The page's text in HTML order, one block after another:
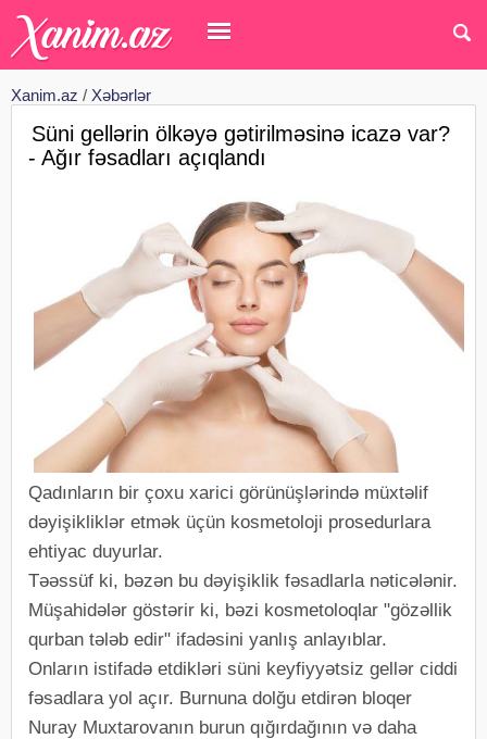
Xanim.az / Xəbərlər
Süni gellərin ölkəyə gətirilməsinə icazə var?
- Ağır fəsadları açıqlandı
Qadınların bir çoxu xarici görünüşlərində müxtəlif
dəyişikliklər etmək üçün kosmetoloji prosedurlara
ehtiyac duyurlar.
Təəssüf ki, bəzən bu dəyişiklik fəsadlarla nəticələnir.
Müşahidələr göstərir ki, bəzi kosmetoloqlar "gözəllik
qurban tələb edir" ifadəsini yanlış anlayıblar.
Onların istifadə etdikləri süni keyfiyyətsiz gellər ciddi
fəsadlara yol açır. Burnuna dolğu etdirən bloqer
Nuray Muxtarovanın burun qığırdağının və daha